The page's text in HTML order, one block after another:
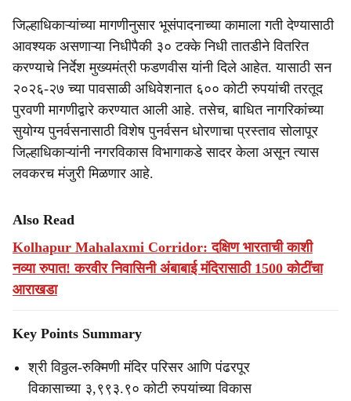
जिल्हाधिकाऱ्यांच्या मागणीनुसार भूसंपादनाच्या कामाला गती देण्यासाठी
आवश्यक असणाऱ्या निधीपैकी ३० टक्के निधी तातडीने वितरित
करण्याचे निर्देश मुख्यमंत्री फडणवीस यांनी दिले आहेत. यासाठी सन
२०२६-२७ च्या पावसाळी अधिवेशनात ६०० कोटी रुपयांची तरतूद
पुरवणी मागणीद्वारे करण्यात आली आहे. तसेच, बाधित नागरिकांच्या
सुयोग्य पुनर्वसनासाठी विशेष पुनर्वसन धोरणाचा प्रस्ताव सोलापूर
जिल्हाधिकाऱ्यांनी नगरविकास विभागाकडे सादर केला असून त्यास
लवकरच मंजुरी मिळणार आहे.
Also Read
Kolhapur Mahalaxmi Corridor: दक्षिण भारताची काशी
नव्या रुपात! करवीर निवासिनी अंबाबाई मंदिरासाठी 1500 कोटींचा
आराखडा
Key Points Summary
श्री विठ्ठल-रुक्मिणी मंदिर परिसर आणि पंढरपूर
विकासाच्या ३,९९३.९० कोटी रुपयांच्या विकास